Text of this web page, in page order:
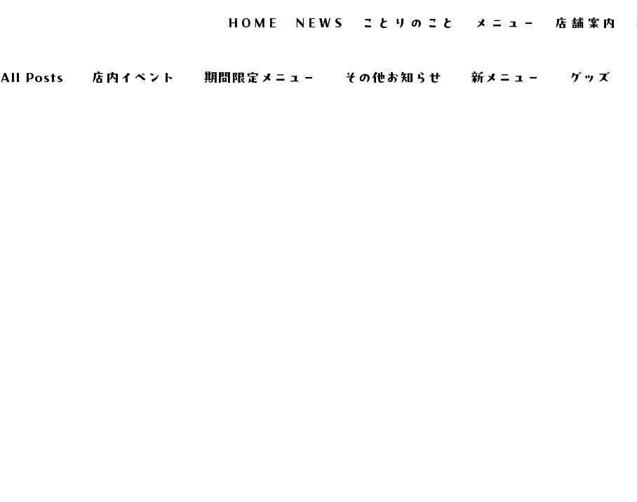
HOME NEWS ことりのこと メニュー 店舗案内
All Posts 店内イベント 期間限定メニュー その他お知らせ 新メニュー グッズ